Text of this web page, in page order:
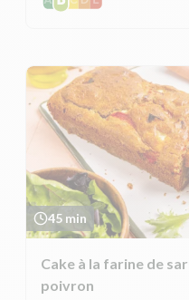
45 min
Cake à la farine de
poivron